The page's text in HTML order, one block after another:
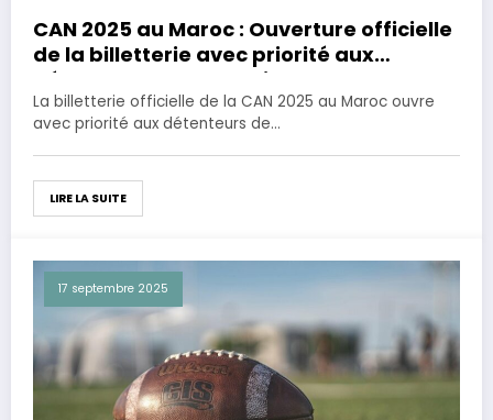
CAN 2025 au Maroc : Ouverture officielle
de la billetterie avec priorité aux
détenteurs de carte Visa
La billetterie officielle de la CAN 2025 au Maroc ouvre
avec priorité aux détenteurs de…
LIRE LA SUITE
17 septembre 2025